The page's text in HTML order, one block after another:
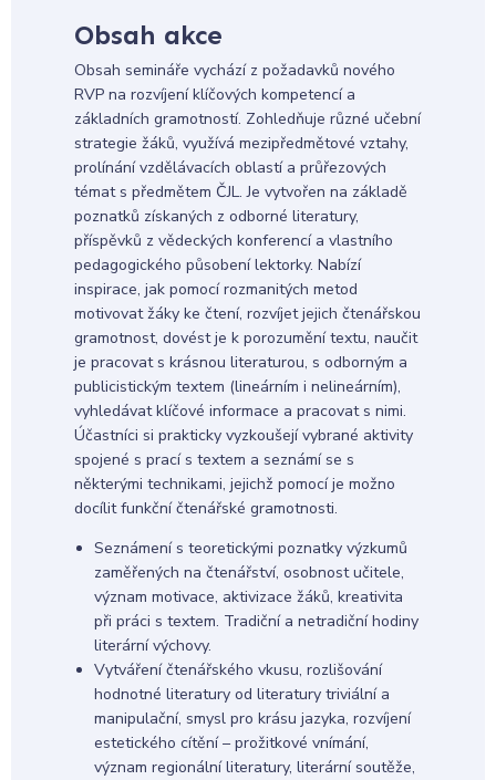
Obsah akce
Obsah semináře vychází z požadavků nového
RVP na rozvíjení klíčových kompetencí a
základních gramotností. Zohledňuje různé učební
strategie žáků, využívá mezipředmětové vztahy,
prolínání vzdělávacích oblastí a průřezových
témat s předmětem ČJL. Je vytvořen na základě
poznatků získaných z odborné literatury,
příspěvků z vědeckých konferencí a vlastního
pedagogického působení lektorky. Nabízí
inspirace, jak pomocí rozmanitých metod
motivovat žáky ke čtení, rozvíjet jejich čtenářskou
gramotnost, dovést je k porozumění textu, naučit
je pracovat s krásnou literaturou, s odborným a
publicistickým textem (lineárním i nelineárním),
vyhledávat klíčové informace a pracovat s nimi.
Účastníci si prakticky vyzkoušejí vybrané aktivity
spojené s prací s textem a seznámí se s
některými technikami, jejichž pomocí je možno
docílit funkční čtenářské gramotnosti.
Seznámení s teoretickými poznatky výzkumů
zaměřených na čtenářství, osobnost učitele,
význam motivace, aktivizace žáků, kreativita
při práci s textem. Tradiční a netradiční hodiny
literární výchovy.
Vytváření čtenářského vkusu, rozlišování
hodnotné literatury od literatury triviální a
manipulační, smysl pro krásu jazyka, rozvíjení
estetického cítění – prožitkové vnímání,
význam regionální literatury, literární soutěže,